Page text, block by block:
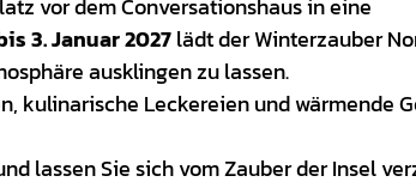
3. Januar 2027lädt der Winterzauber
ausklingen zu lassen.
kulinarische Leckereien und wärmende
lassen Sie sich vom Zauber der Insel